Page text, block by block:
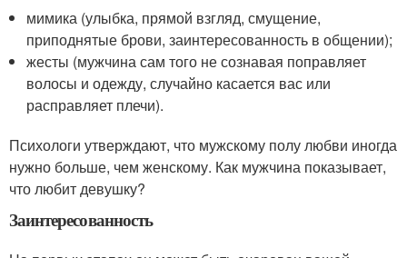
мимика (улыбка, прямой взгляд, смущение,
приподнятые брови, заинтересованность в общении);
жесты (мужчина сам того не сознавая поправляет
волосы и одежду, случайно касается вас или
расправляет плечи).
Психологи утверждают, что мужскому полу любви иногда
нужно больше, чем женскому. Как мужчина показывает,
что любит девушку?
Заинтересованность